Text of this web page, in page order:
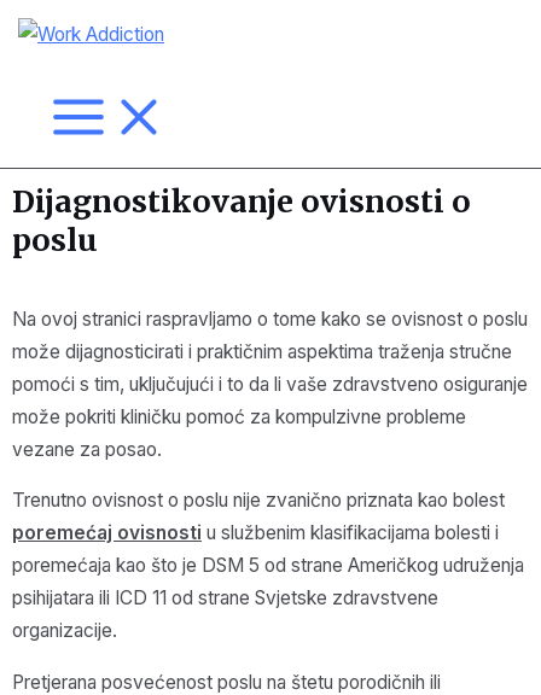
Dijagnostikovanje ovisnosti o
poslu
Na ovoj stranici raspravljamo o tome kako se ovisnost o poslu
može dijagnosticirati i praktičnim aspektima traženja stručne
pomoći s tim, uključujući i to da li vaše zdravstveno osiguranje
može pokriti kliničku pomoć za kompulzivne probleme
vezane za posao.
Trenutno ovisnost o poslu nije zvanično priznata kao bolest
poremećaj ovisnosti u službenim klasifikacijama bolesti i
poremećaja kao što je DSM 5 od strane Američkog udruženja
psihijatara ili ICD 11 od strane Svjetske zdravstvene
organizacije.
Pretjerana posvećenost poslu na štetu porodičnih ili